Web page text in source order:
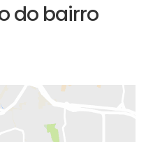
do bairro